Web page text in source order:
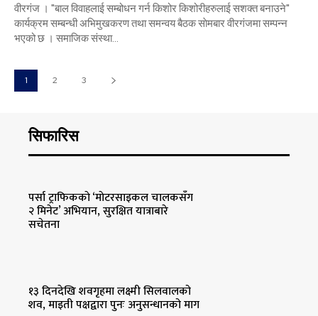
वीरगंज । "बाल विवाहलाई सम्बोधन गर्न किशोर किशोरीहरुलाई सशक्त बनाउने"
कार्यक्रम सम्बन्धी अभिमुखकरण तथा समन्वय बैठक साेमबार वीरगंजमा सम्पन्न
भएको छ । समाजिक संस्था...
1 2 3
सिफारिस
पर्सा ट्राफिककाे ‘माेटरसाइकल चालकसँग
२ मिनेट’ अभियान, सुरक्षित यात्राबारे
सचेतना
१३ दिनदेखि शवगृहमा लक्ष्मी सिलवालको
शव, माइती पक्षद्वारा पुनः अनुसन्धानको माग